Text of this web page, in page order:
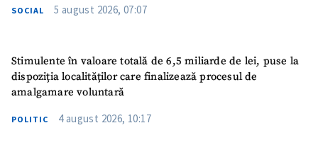
SOCIAL 5 august 2026, 07:07
Stimulente în valoare totală de 6,5 miliarde de lei, puse la
dispoziția localităților care finalizează procesul de
amalgamare voluntară
POLITIC 4 august 2026, 10:17